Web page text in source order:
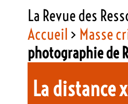
La Revue des
Accueil > Masse
photographie de
La distance